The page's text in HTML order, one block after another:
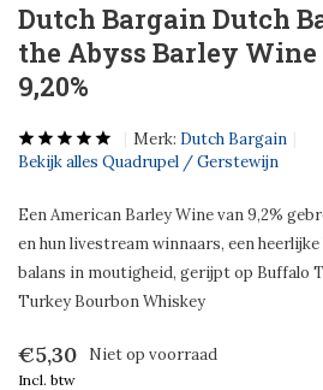
Dutch Bargain Dutch
the Abyss Barley
9,20%
Merk: Dutch Bargain
Bekijk alles Quadrupel / Gerstewijn
Een American Barley Wine van 9,2%
en hun livestream winnaars, een
balans in moutigheid, gerijpt op Buffalo
Turkey Bourbon Whiskey
€5,30 Niet op voorraad
Incl. btw